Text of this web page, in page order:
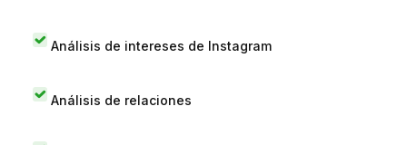
Análisis de intereses de Instagram
Análisis de relaciones